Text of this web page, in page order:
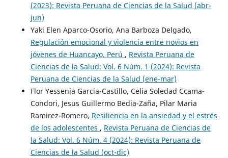
(2023): Revista Peruana de Ciencias de la Salud (abr-
jun)
Yaki Elen Aparco-Osorio, Ana Barboza Delgado,
Regulación emocional y violencia entre novios en
jóvenes de Huancayo, Perú , Revista Peruana de
Ciencias de la Salud: Vol. 6 Núm. 1 (2024): Revista
Peruana de Ciencias de la Salud (ene-mar)
Flor Yessenia Garcia-Castillo, Celia Soledad Ccama-
Condori, Jesus Guillermo Bedia-Zaña, Pilar Maria
Ramirez-Romero, Resiliencia en la ansiedad y el estrés
de los adolescentes , Revista Peruana de Ciencias de
la Salud: Vol. 6 Núm. 4 (2024): Revista Peruana de
Ciencias de la Salud (oct-dic)